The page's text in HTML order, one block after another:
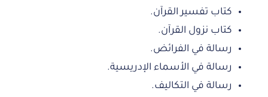
كتاب تفسير القرآن.
كتاب نزول القرآن.
رسالة في الفرائض.
رسالة في الأسماء الإدريسية.
رسالة في التكاليف.